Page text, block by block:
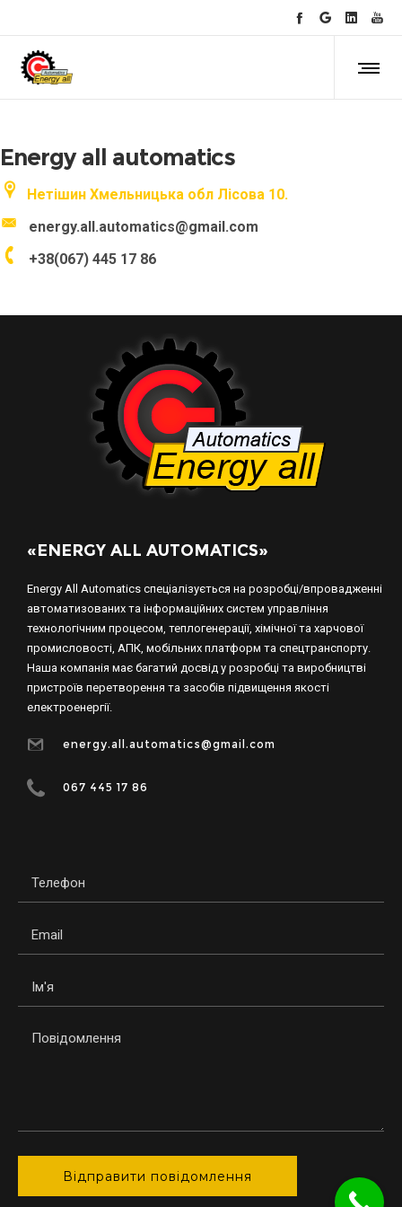
Energy all automatics
Нетішин Хмельницька обл Лісова 10.
energy.all.automatics@gmail.com
+38(067) 445 17 86
«ENERGY ALL AUTOMATICS»
Energy All Automatics спеціалізується на розробці/впровадженні
автоматизованих та інформаційних систем управління
технологічним процесом, теплогенерації, хімічної та харчової
промисловості, АПК, мобільних платформ та спецтранспорту.
Наша компанія має багатий досвід у розробці та виробництві
пристроїв перетворення та засобів підвищення якості
електроенергії.
energy.all.automatics@gmail.com
067 445 17 86